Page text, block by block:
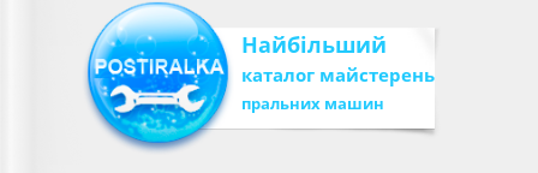
Найбільший
каталог майстерень
пральних машин